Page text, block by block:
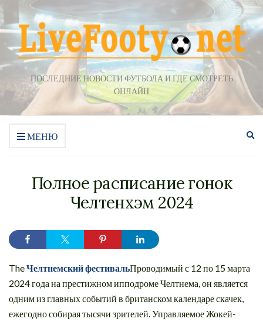
ПОСЛЕДНИЕ НОВОСТИ ФУТБОЛА И ГДЕ СМОТРЕТЬ
ОНЛАЙН
МЕНЮ
Полное расписание гонок
Челтенхэм 2024
TheЧелтнемский фестивальПроводимый с 12 по 15 марта
2024 года на престижном ипподроме Челтнема, он является
одним из главных событий в британском календаре скачек,
ежегодно собирая тысячи зрителей. Управляемое Жокей-